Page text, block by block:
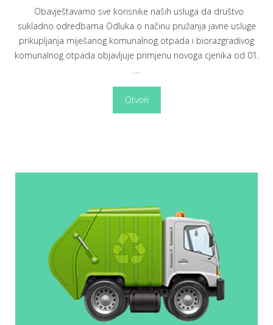
Obavještavamo sve korisnike naših usluga da društvo
sukladno odredbama Odluka o načinu pružanja javne usluge
prikupljanja miješanog komunalnog otpada i biorazgradivog
komunalnog otpada objavljuje primjenu novoga cjenika od 01.
…
Otvori